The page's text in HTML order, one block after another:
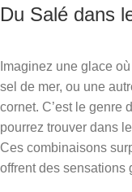
Du Salé dans
Imaginez une glace
sel de mer, ou une
cornet. C’est le genre
pourrez trouver dans
Ces combinaisons
offrent des sensations